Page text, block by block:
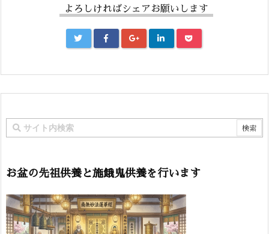
よろしければシェアお願いします
お盆の先祖供養と施餓鬼供養を行います